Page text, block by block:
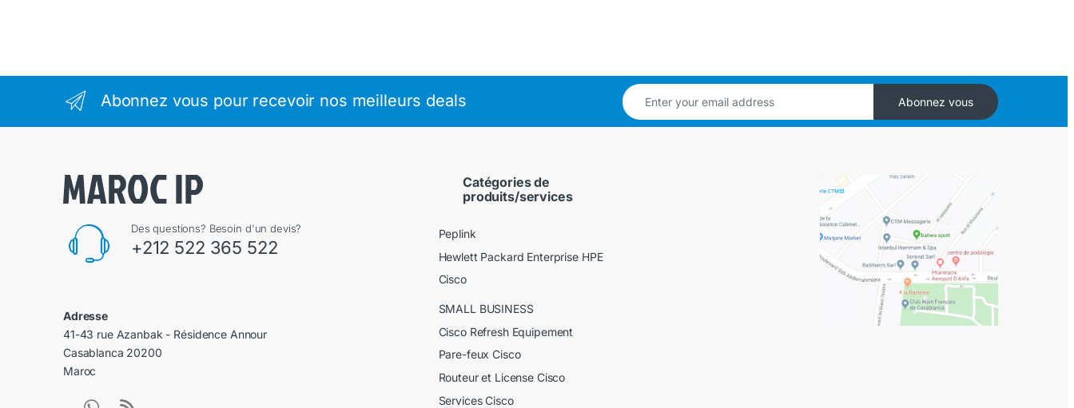
Abonnez vous pour recevoir nos meilleurs deals Abonnez vous
Des questions? Besoin d'un devis?
+212 522 365 522
Adresse
41-43 rue Azanbak - Résidence Annour
Casablanca 20200
Maroc
Catégories de
produits/services
Peplink
Hewlett Packard Enterprise HPE
Cisco
SMALL BUSINESS
Cisco Refresh Equipement
Pare-feux Cisco
Routeur et License Cisco
Services Cisco